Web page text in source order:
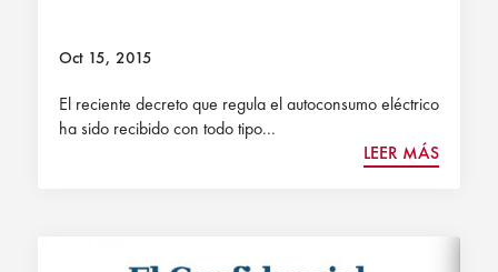
Oct 15, 2015
El reciente decreto que regula el autoconsumo eléctrico
ha sido recibido con todo tipo...
LEER MÁS